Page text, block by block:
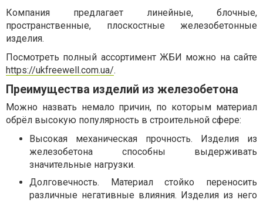
Компания предлагает линейные, блочные,
пространственные, плоскостные железобетонные
изделия.
Посмотреть полный ассортимент ЖБИ можно на сайте
https://ukfreewell.com.ua/.
Преимущества изделий из железобетона
Можно назвать немало причин, по которым материал
обрёл высокую популярность в строительной сфере:
Высокая механическая прочность. Изделия из
железобетона способны выдерживать
значительные нагрузки.
Долговечность. Материал стойко переносить
различные негативные влияния. Изделия из него